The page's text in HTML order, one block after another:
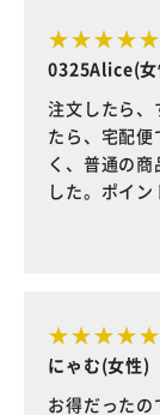
0325Alice(女
注文したら、
たら、宅配
く、普通の
した。ポイン
にゃむ(女性)
お得だった